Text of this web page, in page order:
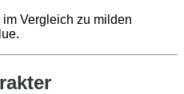
im Vergleich zu milden